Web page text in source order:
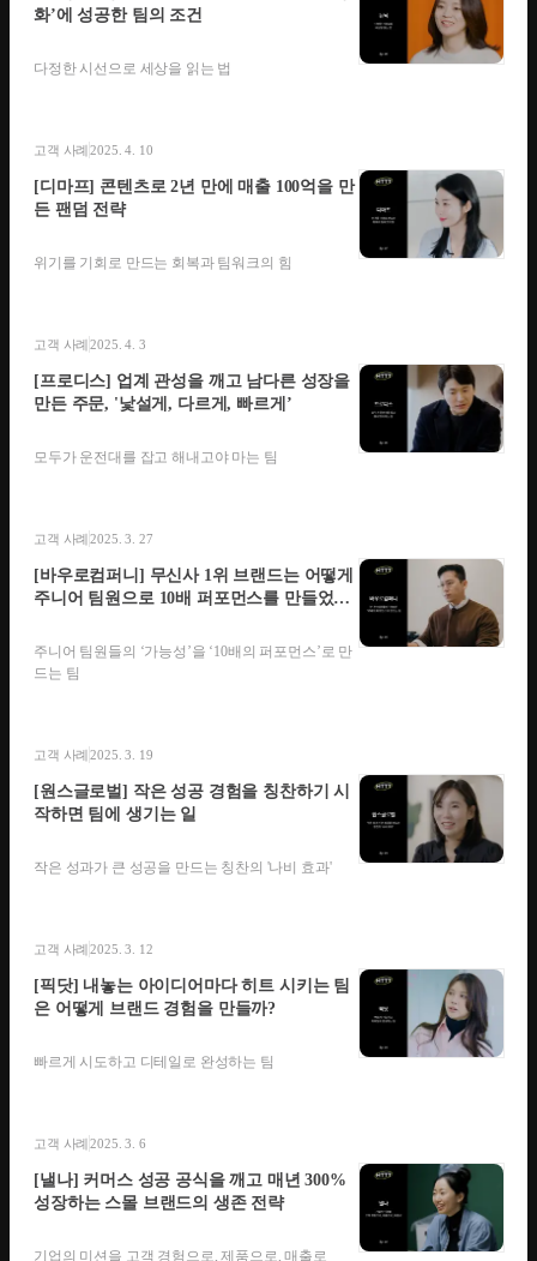
화’에 성공한 팀의 조건
다정한 시선으로 세상을 읽는 법
고객 사례2025. 4. 10
[디마프] 콘텐츠로 2년 만에 매출 100억을 만
든 팬덤 전략
위기를 기회로 만드는 회복과 팀워크의 힘
고객 사례2025. 4. 3
[프로디스] 업계 관성을 깨고 남다른 성장을
만든 주문, '낯설게, 다르게, 빠르게’
모두가 운전대를 잡고 해내고야 마는 팀
고객 사례2025. 3. 27
[바우로컴퍼니] 무신사 1위 브랜드는 어떻게
주니어 팀원으로 10배 퍼포먼스를 만들었을
주니어 팀원들의 ‘가능성’을 ‘10배의 퍼포먼스’로 만
드는 팀
고객 사례2025. 3. 19
[원스글로벌] 작은 성공 경험을 칭찬하기 시
작하면 팀에 생기는 일
작은 성과가 큰 성공을 만드는 칭찬의 '나비 효과'
고객 사례2025. 3. 12
[픽닷] 내놓는 아이디어마다 히트 시키는 팀
은 어떻게 브랜드 경험을 만들까?
빠르게 시도하고 디테일로 완성하는 팀
고객 사례2025. 3. 6
[낼나] 커머스 성공 공식을 깨고 매년 300%
성장하는 스몰 브랜드의 생존 전략
기업의 미션을 고객 경험으로, 제품으로, 매출로